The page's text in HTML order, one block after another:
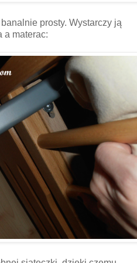
prosty. Wystarczy ją
a materac: